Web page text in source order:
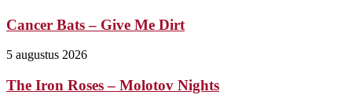
Cancer Bats – Give Me Dirt
5 augustus 2026
The Iron Roses – Molotov Nights